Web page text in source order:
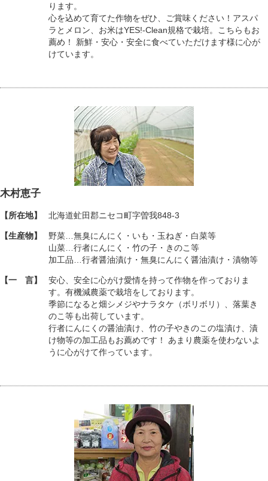
ります。
心を込めて育てた作物をぜひ、ご賞味ください！アスパ
ラとメロン、お米はYES!-Clean規格で栽培。こちらもお
薦め！ 新鮮・安心・安全に食べていただけます様に心が
けています。
木村恵子
【所在地】 北海道虻田郡ニセコ町字曽我848-3
【生産物】
野菜…無臭にんにく・いも・玉ねぎ・白菜等
山菜…行者にんにく・竹の子・きのこ等
加工品…行者醤油漬け・無臭にんにく醤油漬け・漬物等
【一 言】
安心、安全に心がけ愛情を持って作物を作っておりま
す。有機減農薬で栽培をしております。
季節になると畑シメジやナラタケ（ボリボリ）、落葉き
のこ等も出荷しています。
行者にんにくの醤油漬け、竹の子やきのこの塩漬け、漬
け物等の加工品もお薦めです！ あまり農薬を使わないよ
うに心がけて作っています。